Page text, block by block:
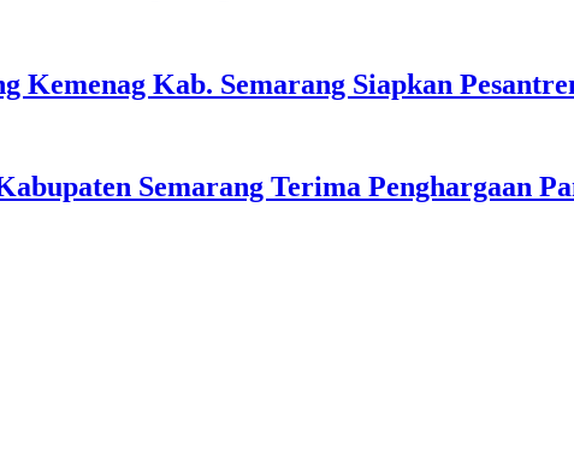
Kemenag Kab. Semarang Siapkan
Semarang Terima Penghargaan